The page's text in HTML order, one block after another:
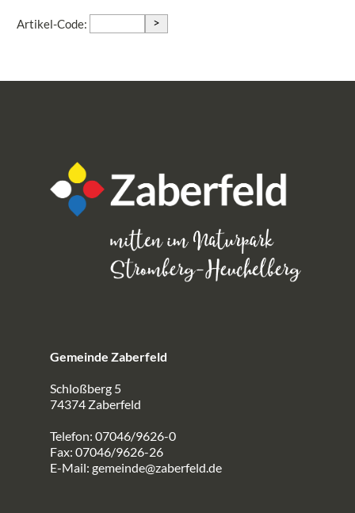
Artikel-Code: >
Gemeinde Zaberfeld
Schloßberg 5
74374 Zaberfeld
Telefon: 07046/9626-0
Fax: 07046/9626-26
E-Mail: gemeinde@zaberfeld.de